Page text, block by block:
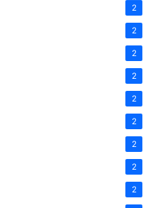
2
2
2
2
2
2
2
2
2